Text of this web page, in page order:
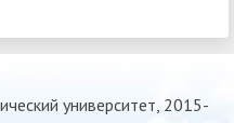
университет, 2015-